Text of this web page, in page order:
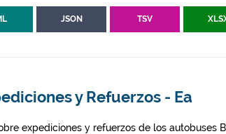
JSON TSV
y Refuerzos - Ea
expediciones y refuerzos de los autobuses